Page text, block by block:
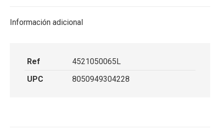
Información adicional
Ref
4521050065L
UPC
8050949304228